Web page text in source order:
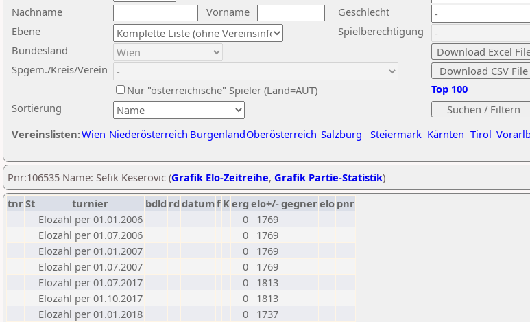
Nachname
Vorname
Ebene
Sortierung
Bundesland
Spgem./Kreis/Verein
Geschlecht
Nur "österreichische" Spieler (Land=AUT)
Spielberechtigung
Vereinslisten:Wien Niederösterreich BurgenlandOberösterreich Salzburg Steiermark Kärnten Tirol
Top 100
Pnr:106535 Name: Sefik Keserovic (Grafik Elo-Zeitreihe, Grafik Partie-Statistik)
tnrSt turnier bdld rd datumf Kerg elo+/-gegnerelo pnr
Elozahl per 01.01.2006
0
1769
Elozahl per 01.07.2006
0
1769
Elozahl per 01.01.2007
0
1769
Elozahl per 01.07.2007
0
1769
Elozahl per 01.07.2017
0
1813
Elozahl per 01.10.2017
0
1813
Elozahl per 01.01.2018
0
1737